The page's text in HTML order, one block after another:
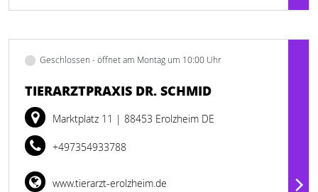
Geschlossen - öffnet am Montag um 10:00 Uhr
TIERARZTPRAXIS DR. SCHMID
Marktplatz 11 | 88453 Erolzheim DE
+497354933788
www.tierarzt-erolzheim.de